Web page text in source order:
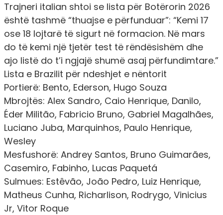
Trajneri italian shtoi se lista për Botërorin 2026
është tashmë “thuajse e përfunduar”: “Kemi 17
ose 18 lojtarë të sigurt në formacion. Në mars
do të kemi një tjetër test të rëndësishëm dhe
ajo listë do t’i ngjajë shumë asaj përfundimtare.”
Lista e Brazilit për ndeshjet e nëntorit
Portierë: Bento, Ederson, Hugo Souza
Mbrojtës: Alex Sandro, Caio Henrique, Danilo,
Éder Militão, Fabricio Bruno, Gabriel Magalhães,
Luciano Juba, Marquinhos, Paulo Henrique,
Wesley
Mesfushorë: Andrey Santos, Bruno Guimarães,
Casemiro, Fabinho, Lucas Paquetá
Sulmues: Estêvão, João Pedro, Luiz Henrique,
Matheus Cunha, Richarlison, Rodrygo, Vinicius
Jr, Vitor Roque